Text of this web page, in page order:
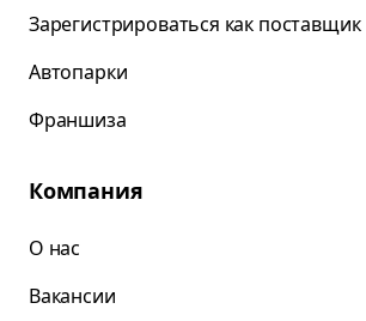
Зарегистрироваться как поставщик
Автопарки
Франшиза
Компания
О нас
Вакансии